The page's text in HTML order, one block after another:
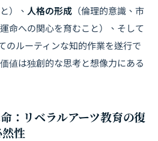
）、 人格の形成 （倫理的意識、市
命への関心を育むこと）、そして
てのルーティンな知的作業を遂行で
値は独創的な思考と想像力にある
：リベラルアーツ教育の復
性